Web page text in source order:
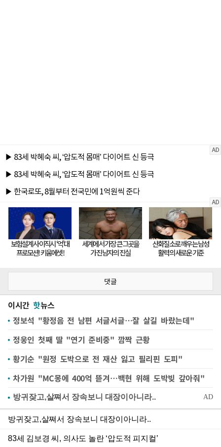
댓글
이시간 핫뉴스
정보석 "황정음 전 남편 서글서글…잘 살길 바랐는데"
정웅인 첫째 딸 "연기 준비중" 깜짝 근황
황기순 "원정 도박으로 전 재산 잃고 필리핀 도피"
차가원 "MC몽에 400억 뜯겨…백현 위해 도박빚 갚아줘"